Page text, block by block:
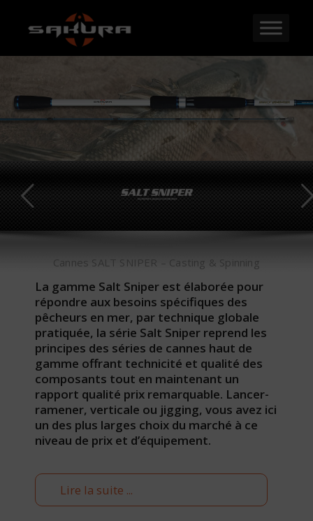
Cannes SALT SNIPER – Casting & Spinning
La gamme Salt Sniper est élaborée pour
répondre aux besoins spécifiques des
pêcheurs en mer, par technique globale
pratiquée, la série Salt Sniper reprend les
principes des séries de cannes haut de
gamme offrant technicité et qualité des
composants tout en maintenant un
rapport qualité prix remarquable. Lancer-
ramener, verticale ou jigging, vous avez ici
un des plus larges choix du marché à ce
niveau de prix et d’équipement.
Lire la suite ...